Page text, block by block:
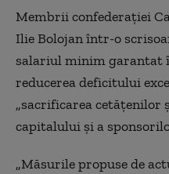
Membrii confederației
Ilie Bolojan într-o
salariul minim garantat
reducerea deficitului
„sacrificarea cetățenilor
capitalului și a
„Măsurile propuse de